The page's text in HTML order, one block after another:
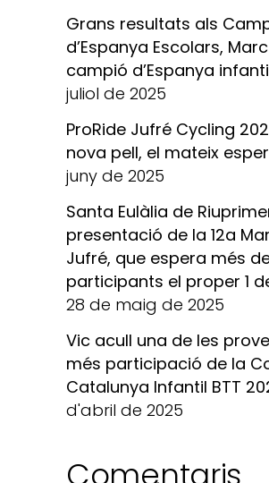
Grans resultats als
d’Espanya Escolars,
campió d’Espanya
juliol de 2025
ProRide Jufré Cycling
nova pell, el mateix
juny de 2025
Santa Eulàlia de
presentació de la 12a
Jufré, que espera més
participants el proper 1
28 de maig de 2025
Vic acull una de les
més participació de la
Catalunya Infantil BTT
d'abril de 2025